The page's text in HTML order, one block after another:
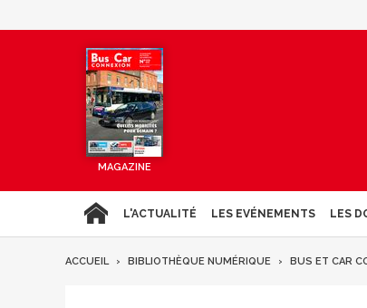
MAGAZINE
L'ACTUALITÉ LES EVÉNEMENTS LES
ACCUEIL BIBLIOTHÈQUE NUMÉRIQUE BUS ET CAR